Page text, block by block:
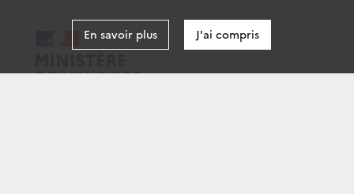
En savoir plus J'ai compris